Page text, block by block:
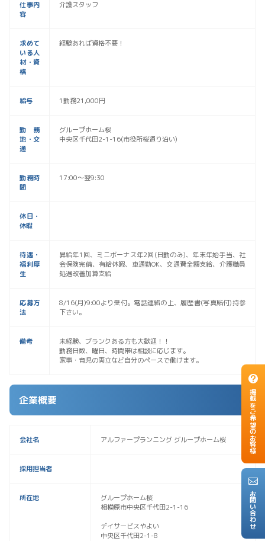
掲載をご希望のお客様
お問い合わせ
仕事内
容
介護スタッフ
求めて
いる人
材・資
格
経験あれば資格不要！
給与 1勤務21,000円
勤務
地・交
通
グループホーム桜
中央区千代田2-1-16(市役所桜通り沿い)
勤務時
間
17:00〜翌9:30
休日・
休暇
待遇・
福利厚
生
昇給年1回、ミニボーナス年2回(日勤のみ)、年末年始手当、社
会保険完備、有給休暇、車通勤OK、交通費全額支給、介護職員
処遇改善加算支給
応募方
法
8/16(月)9:00より受付。電話連絡の上、履歴書(写真貼付)持参
下さい。
備考
未経験、ブランクある方も大歓迎！！
勤務日数、曜日、時間帯は相談に応じます。
家事・育児の両立など自分のペースで働けます。
企業概要
会社名 アルファープランニング グループホーム桜
採用担当者
所在地
グループホーム桜
相模原市中央区千代田2-1-16
デイサービスやよい
中央区千代田2-1-8